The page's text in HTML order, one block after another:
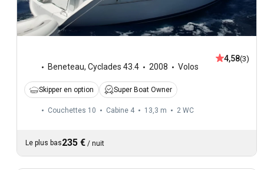
Beneteau, Cyclades 43.4 2008 Volos
4,58(3)
Skipper en option Super Boat Owner
Couchettes 10 Cabine 4 13,3 m 2 WC
Le plus bas235 € / nuit